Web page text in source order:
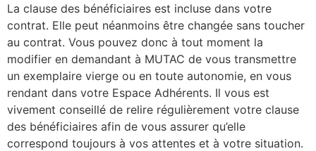
La clause des bénéficiaires est incluse dans votre
contrat. Elle peut néanmoins être changée sans toucher
au contrat. Vous pouvez donc à tout moment la
modifier en demandant à MUTAC de vous transmettre
un exemplaire vierge ou en toute autonomie, en vous
rendant dans votre Espace Adhérents. Il vous est
vivement conseillé de relire régulièrement votre clause
des bénéficiaires afin de vous assurer qu’elle
correspond toujours à vos attentes et à votre situation.